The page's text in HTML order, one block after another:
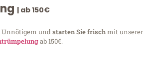
| ab 150€
Unnötigem undstarten Sie frischmit unserer
ab 150€.